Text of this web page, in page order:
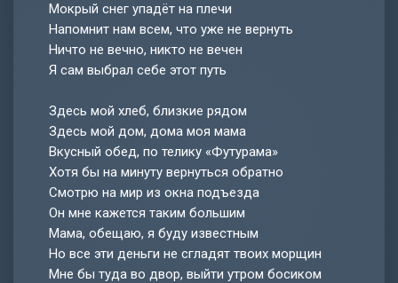
Мокрый снег упадёт на плечи
Напомнит нам всем, что уже не вернуть
Ничто не вечно, никто не вечен
Я сам выбрал себе этот путь
Здесь мой хлеб, близкие рядом
Здесь мой дом, дома моя мама
Вкусный обед, по телику «Футурама»
Хотя бы на минуту вернуться обратно
Смотрю на мир из окна подъезда
Он мне кажется таким большим
Мама, обещаю, я буду известным
Но все эти деньги не сгладят твоих морщин
Мне бы туда во двор, выйти утром босиком